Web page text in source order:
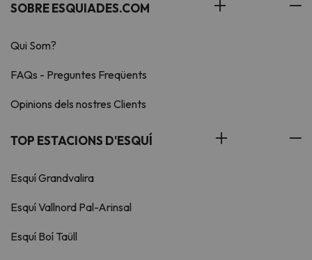
SOBRE ESQUIADES.COM
Qui Som?
FAQs - Preguntes Freqüents
Opinions dels nostres Clients
TOP ESTACIONS D'ESQUÍ
Esquí Grandvalira
Esquí Vallnord Pal-Arinsal
Esquí Boí Taüll